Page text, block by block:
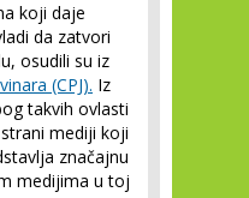
koji daje
da zatvori
osudili su iz
(CPJ). Iz
takvih ovlasti
mediji koji
značajnu
medijima u toj